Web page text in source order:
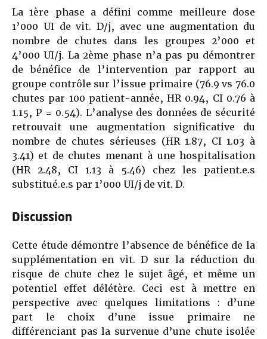
La 1ère phase a défini comme meilleure dose
1’000 UI de vit. D/j, avec une augmentation du
nombre de chutes dans les groupes 2’000 et
4’000 UI/j. La 2ème phase n’a pas pu démontrer
de bénéfice de l’intervention par rapport au
groupe contrôle sur l’issue primaire (76.9 vs 76.0
chutes par 100 patient-année, HR 0.94, CI 0.76 à
1.15, P = 0.54). L’analyse des données de sécurité
retrouvait une augmentation significative du
nombre de chutes sérieuses (HR 1.87, CI 1.03 à
3.41) et de chutes menant à une hospitalisation
(HR 2.48, CI 1.13 à 5.46) chez les patient.e.s
substitué.e.s par 1’000 UI/j de vit. D.
Discussion
Cette étude démontre l’absence de bénéfice de la
supplémentation en vit. D sur la réduction du
risque de chute chez le sujet âgé, et même un
potentiel effet délétère. Ceci est à mettre en
perspective avec quelques limitations : d’une
part le choix d’une issue primaire ne
différenciant pas la survenue d’une chute isolée